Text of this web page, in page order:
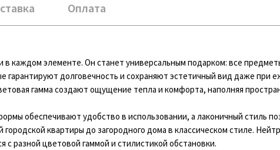
Оплата
каждом элементе. Он станет универсальным подарком: все
гарантируют долговечность и сохраняют эстетичный вид даже при
гамма создают ощущение тепла и комфорта, наполняя
обеспечивают удобство в использовании, а лаконичный стиль
квартиры до загородного дома в классическом стиле.
разной цветовой гаммой и стилистикой обстановки.